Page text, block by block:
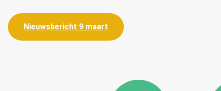
Nieuwsbericht 9 maart